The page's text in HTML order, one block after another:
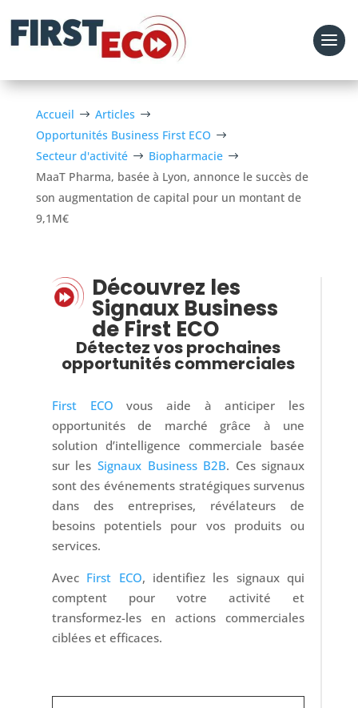
Accueil $ Articles $
Opportunités Business First ECO $
Secteur d'activité $ Biopharmacie $
MaaT Pharma, basée à Lyon, annonce le succès de
son augmentation de capital pour un montant de
9,1M€
Découvrez les
Signaux Business
de First ECO
Détectez vos prochaines
opportunités commerciales
First ECO vous aide à anticiper les
opportunités de marché grâce à une
solution d’intelligence commerciale basée
sur les Signaux Business B2B. Ces signaux
sont des événements stratégiques survenus
dans des entreprises, révélateurs de
besoins potentiels pour vos produits ou
services.
Avec First ECO, identifiez les signaux qui
comptent pour votre activité et
transformez-les en actions commerciales
ciblées et efficaces.